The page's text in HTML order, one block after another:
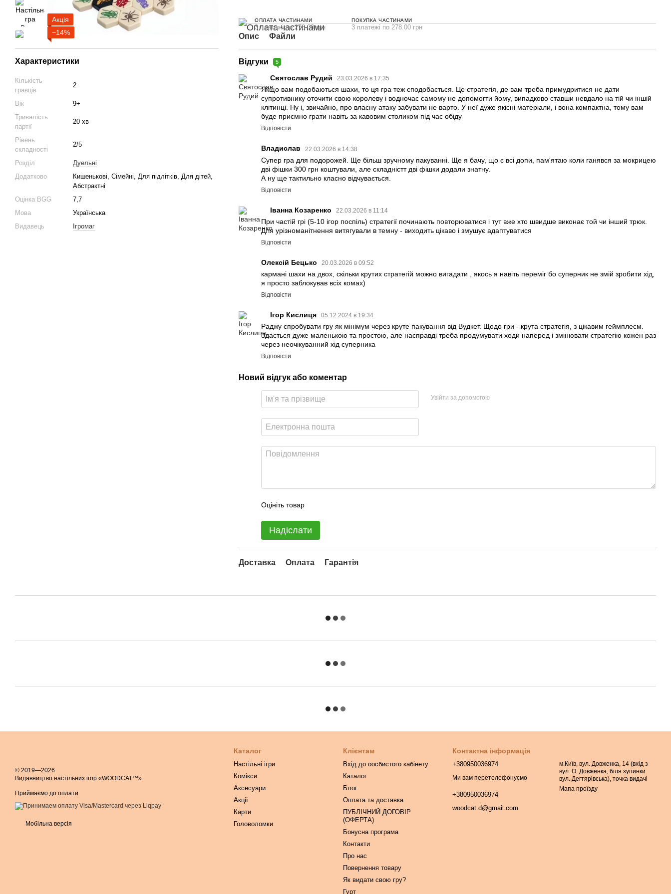
Акція
−14%
Характеристики
Кількість
гравців
2
Вік
9+
Тривалість
партії
20 хв
Рівень
складності
2/5
Розділ
Дуельні
Додатково
Кишенькові, Сімейні, Для підлітків, Для дітей,
Абстрактні
Оцінка BGG
7,7
Мова
Українська
Видавець
Ігромаг
ОПЛАТА ЧАСТИНАМИ
3 платежі по 278.00 грн
ПОКУПКА ЧАСТИНАМИ
3 платежі по 278.00 грн
Опис Файли
Відгуки 5
Святослав Рудий 23.03.2026 в 17:35
Якщо вам подобаються шахи, то ця гра теж сподобається. Це стратегія, де вам треба примудритися не дати
супротивнику оточити свою королеву і водночас самому не допомогти йому, випадково ставши невдало на тій чи іншій
клітинці. Ну і, звичайно, про власну атаку забувати не варто. У неї дуже якісні матеріали, і вона компактна, тому вам
буде приємно грати навіть за кавовим столиком під час обіду
Відповісти
Владислав 22.03.2026 в 14:38
Супер гра для подорожей. Ще більш зручному пакуванні. Ще я бачу, що є всі допи, пам'ятаю коли ганявся за мокрицею
дві фішки 300 грн коштували, але складністт дві фішки додали знатну.
А ну ще тактильно класно відчувається.
Відповісти
Іванна Козаренко 22.03.2026 в 11:14
При частій грі (5-10 ігор поспіль) стратегії починають повторюватися і тут вже хто швидше виконає той чи інший трюк.
Для урізноманітнення витягували в темну - виходить цікаво і змушує адаптуватися
Відповісти
Олексій Бецько 20.03.2026 в 09:52
кармані шахи на двох, скільки крутих стратегій можно вигадати , якось я навіть переміг бо суперник не змій зробити хід,
я просто заблокував всіх комах)
Відповісти
Ігор Кислиця 05.12.2024 в 19:34
Раджу спробувати гру як мінімум через круте пакування від Вудкет. Щодо гри - крута стратегія, з цікавим геймплеєм.
Здається дуже маленькою та простою, але насправді треба продумувати ходи наперед і змінювати стратегію кожен раз
через неочікуванний хід суперника
Відповісти
Новий відгук або коментар
Увійти за допомогою
Оцініть товар
Надіслати
Доставка Оплата Гарантія
© 2019—2026
Видавництво настільних ігор «WOODCAT™»
Приймаємо до оплати
Мобільна версія
Каталог
Настільні ігри
Комікси
Аксесуари
Акції
Карти
Головоломки
Клієнтам
Вхід до оосбистого кабінету
Каталог
Блог
Оплата та доставка
ПУБЛІЧНИЙ ДОГОВІР
(ОФЕРТА)
Бонусна програма
Контакти
Про нас
Повернення товару
Як видати свою гру?
Гурт
Контактна інформація
+380950036974
Ми вам перетелефонуємо
+380950036974
woodcat.d@gmail.com
м.Київ, вул. Довженка, 14 (вхід з
вул. О. Довженка, біля зупинки
вул. Дегтярівська), точка видачі
Мапа проїзду